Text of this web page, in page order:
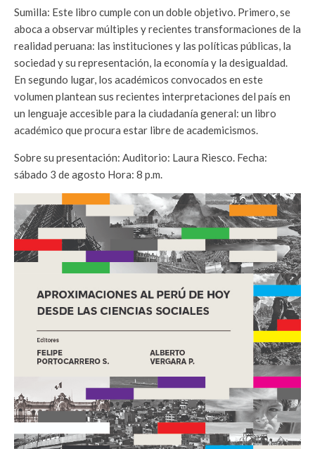
Sumilla: Este libro cumple con un doble objetivo. Primero, se
aboca a observar múltiples y recientes transformaciones de la
realidad peruana: las instituciones y las políticas públicas, la
sociedad y su representación, la economía y la desigualdad.
En segundo lugar, los académicos convocados en este
volumen plantean sus recientes interpretaciones del país en
un lenguaje accesible para la ciudadanía general: un libro
académico que procura estar libre de academicismos.
Sobre su presentación: Auditorio: Laura Riesco. Fecha:
sábado 3 de agosto Hora: 8 p.m.